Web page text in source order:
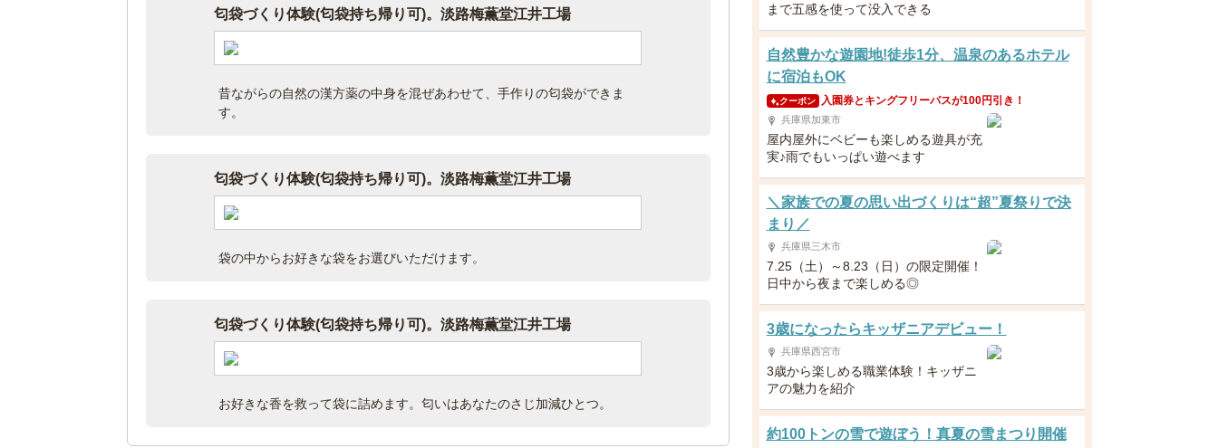
匂袋づくり体験(匂袋持ち帰り可)。淡路梅薫堂江井工場
昔ながらの自然の漢方薬の中身を混ぜあわせて、手作りの匂袋ができま
す。
匂袋づくり体験(匂袋持ち帰り可)。淡路梅薫堂江井工場
袋の中からお好きな袋をお選びいただけます。
匂袋づくり体験(匂袋持ち帰り可)。淡路梅薫堂江井工場
お好きな香を救って袋に詰めます。匂いはあなたのさじ加減ひとつ。
まで五感を使って没入できる
自然豊かな遊園地!徒歩1分、温泉のあるホテル
に宿泊もOK
クーポン 入園券とキングフリーパスが100円引き！
兵庫県加東市
屋内屋外にベビーも楽しめる遊具が充
実♪雨でもいっぱい遊べます
＼家族での夏の思い出づくりは“超”夏祭りで決
まり／
兵庫県三木市
7.25（土）～8.23（日）の限定開催！
日中から夜まで楽しめる◎
3歳になったらキッザニアデビュー！
兵庫県西宮市
3歳から楽しめる職業体験！キッザニ
アの魅力を紹介
約100トンの雪で遊ぼう！真夏の雪まつり開催